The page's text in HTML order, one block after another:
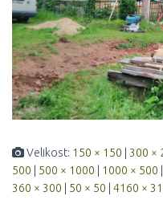
Velikost: 150 × 150 | 300 ×
500 | 500 × 1000 | 1000 × 500 |
360 × 300 | 50 × 50 | 4160 ×